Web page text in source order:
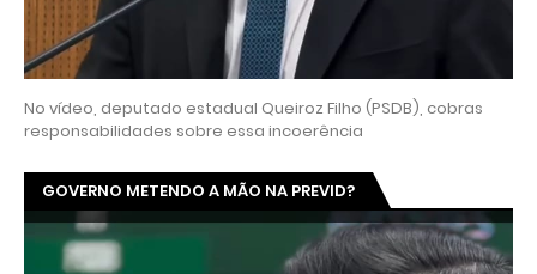
No vídeo, deputado estadual Queiroz Filho (PSDB), cobras
responsabilidades sobre essa incoerência
GOVERNO METENDO A MÃO NA PREVID?